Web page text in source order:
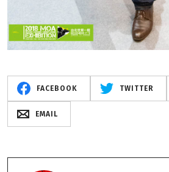
FACEBOOK TWITTER
EMAIL